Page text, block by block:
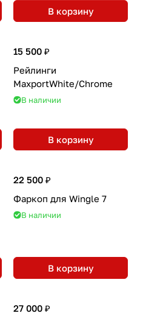
В корзину
15 500 ₽
Рейлинги
MaxportWhite/Chrome
В наличии
В корзину
22 500 ₽
Фаркоп для Wingle 7
В наличии
В корзину
27 000 ₽